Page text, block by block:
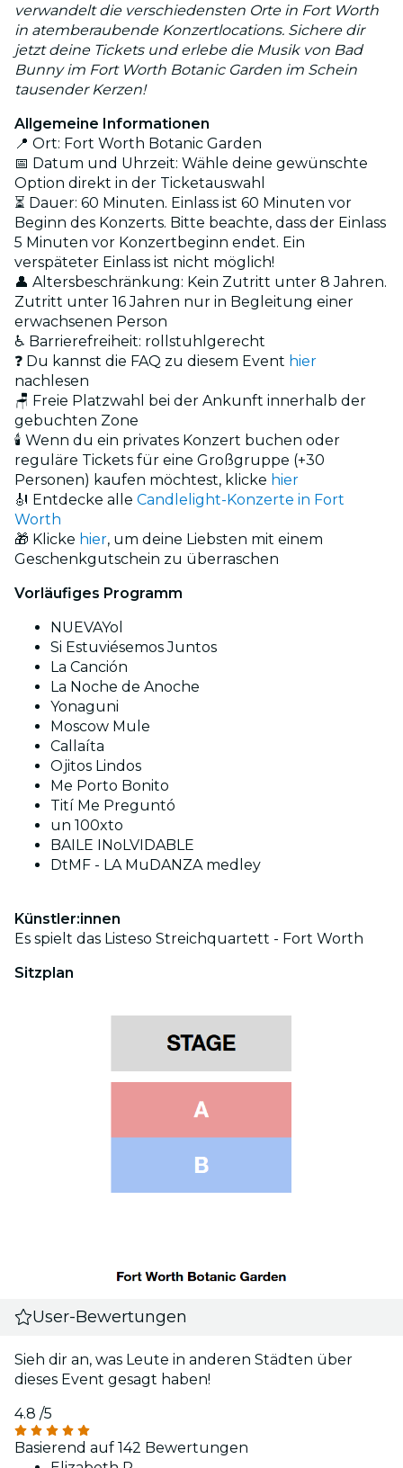
verwandelt die verschiedensten Orte in Fort Worth
in atemberaubende Konzertlocations. Sichere dir
jetzt deine Tickets und erlebe die Musik von Bad
Bunny im Fort Worth Botanic Garden im Schein
tausender Kerzen!
Allgemeine Informationen
📍 Ort: Fort Worth Botanic Garden
📅 Datum und Uhrzeit: Wähle deine gewünschte
Option direkt in der Ticketauswahl
⏳ Dauer: 60 Minuten. Einlass ist 60 Minuten vor
Beginn des Konzerts. Bitte beachte, dass der Einlass
5 Minuten vor Konzertbeginn endet. Ein
verspäteter Einlass ist nicht möglich!
👤 Altersbeschränkung: Kein Zutritt unter 8 Jahren.
Zutritt unter 16 Jahren nur in Begleitung einer
erwachsenen Person
♿ Barrierefreiheit: rollstuhlgerecht
❓ Du kannst die FAQ zu diesem Event hier
nachlesen
🪑 Freie Platzwahl bei der Ankunft innerhalb der
gebuchten Zone
🕯️ Wenn du ein privates Konzert buchen oder
reguläre Tickets für eine Großgruppe (+30
Personen) kaufen möchtest, klicke hier
🎻 Entdecke alle Candlelight-Konzerte in Fort
Worth
🎁 Klicke hier, um deine Liebsten mit einem
Geschenkgutschein zu überraschen
Vorläufiges Programm
NUEVAYol
Si Estuviésemos Juntos
La Canción
La Noche de Anoche
Yonaguni
Moscow Mule
Callaíta
Ojitos Lindos
Me Porto Bonito
Tití Me Preguntó
un 100xto
BAILE INoLVIDABLE
DtMF - LA MuDANZA medley
Künstler:innen
Es spielt das Listeso Streichquartett - Fort Worth
Sitzplan
User-Bewertungen
Sieh dir an, was Leute in anderen Städten über
dieses Event gesagt haben!
4.8 /5
Basierend auf 142 Bewertungen